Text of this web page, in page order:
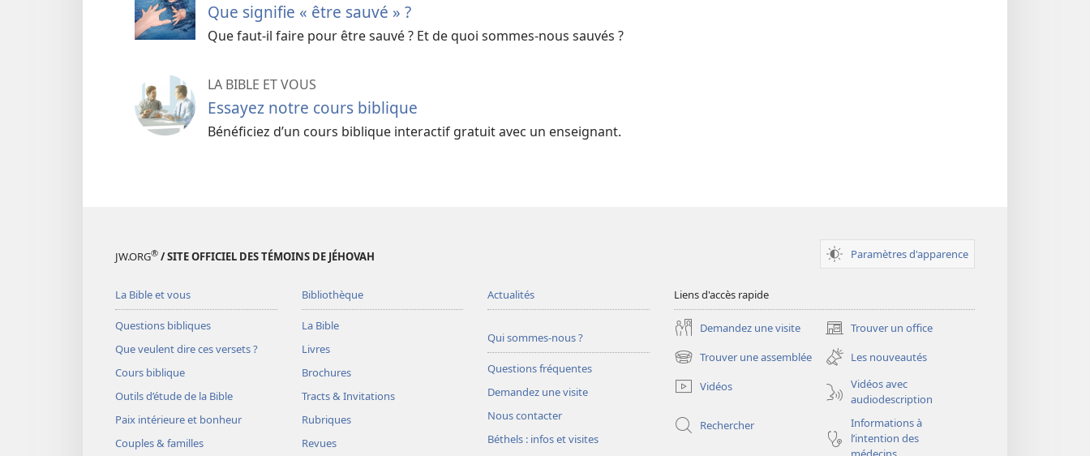
Que signifie « être sauvé » ?
Que faut-il faire pour être sauvé ? Et de quoi sommes-nous sauvés ?
LA BIBLE ET VOUS
Essayez notre cours biblique
Bénéficiez d’un cours biblique interactif gratuit avec un enseignant.
JW.ORG® / SITE OFFICIEL DES TÉMOINS DE JÉHOVAH Paramètres d'apparence
La Bible et vous
Questions bibliques
Que veulent dire ces versets ?
Cours biblique
Outils d’étude de la Bible
Paix intérieure et bonheur
Couples & familles
Bibliothèque
La Bible
Livres
Brochures
Tracts & Invitations
Rubriques
Revues
Actualités
Qui sommes-nous ?
Questions fréquentes
Demandez une visite
Nous contacter
Béthels : infos et visites
Liens d'accès rapide
Demandez une visite Trouver un office
(ouvre
une
nouvelle
fenêtre)
Trouver une assemblée
(ouvre
une
nouvelle
Les nouveautés
Vidéos
Vidéos avec
audiodescription
Rechercher
Informations à
l’intention des